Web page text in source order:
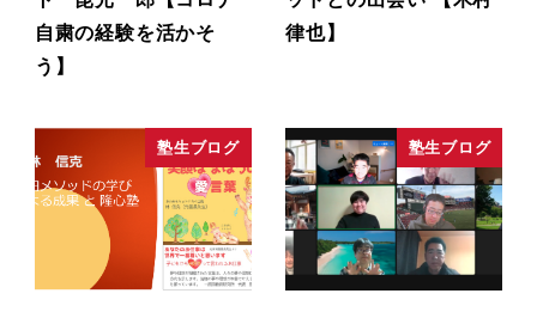
自粛の経験を活かそ
う】
律也】
塾生ブログ 塾生ブログ